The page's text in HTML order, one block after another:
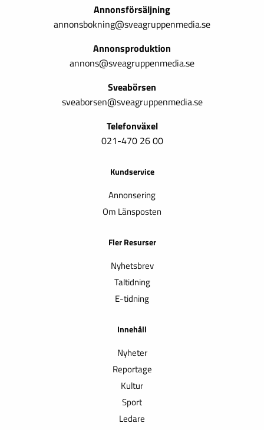
Annonsförsäljning
annonsbokning@sveagruppenmedia.se
Annonsproduktion
annons@sveagruppenmedia.se
Sveabörsen
sveaborsen@sveagruppenmedia.se
Telefonväxel
021-470 26 00
Kundservice
Annonsering
Om Länsposten
Fler Resurser
Nyhetsbrev
Taltidning
E-tidning
Innehåll
Nyheter
Reportage
Kultur
Sport
Ledare